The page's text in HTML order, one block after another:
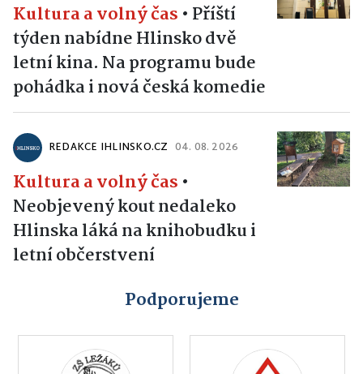
Kultura a volný čas • Příští
týden nabídne Hlinsko dvě
letní kina. Na programu bude
pohádka i nová česká komedie
REDAKCE IHLINSKO.CZ 04. 08. 2026
Kultura a volný čas •
Neobjevený kout nedaleko
Hlinska láká na knihobudku i
letní občerstvení
Podporujeme